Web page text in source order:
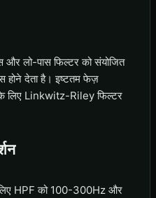
और लो-पास फिल्टर को संयोजित
होने देता है। इष्टतम फेज़
के लिए Linkwitz-Riley फिल्टर
HPF को 100-300Hz और